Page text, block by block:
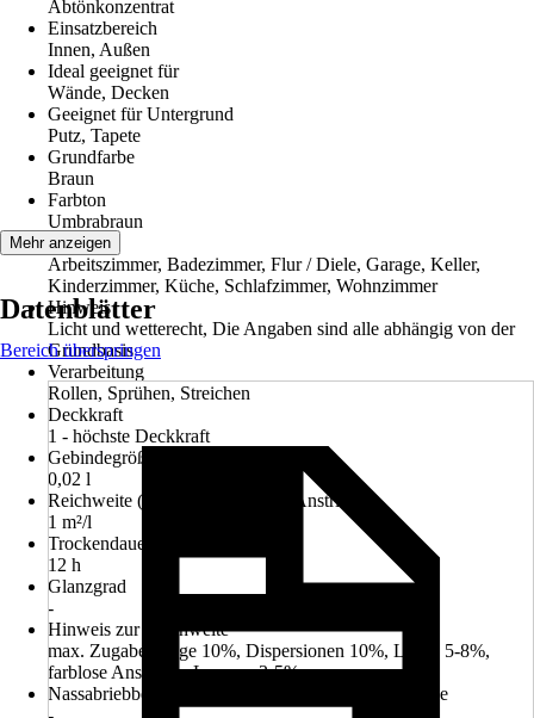
Abtönkonzentrat
Einsatzbereich
Innen, Außen
Ideal geeignet für
Wände, Decken
Geeignet für Untergrund
Putz, Tapete
Grundfarbe
Braun
Farbton
Umbrabraun
Räume
Arbeitszimmer, Badezimmer, Flur / Diele, Garage, Keller,
Kinderzimmer, Küche, Schlafzimmer, Wohnzimmer
Hinweis
Licht und wetterecht, Die Angaben sind alle abhängig von der
Grundbasis
Verarbeitung
Rollen, Sprühen, Streichen
Deckkraft
1 - höchste Deckkraft
Gebindegröße
0,02 l
Reichweite (ca.) bei einmaligem Anstrich
1 m²/l
Trockendauer ca.
12 h
Glanzgrad
-
Hinweis zur Reichweite
max. Zugabemenge 10%, Dispersionen 10%, Lacke 5-8%,
farblose Anstriche, Lasuren 3-5%
Nassabriebbeständigkeit nach DIN EN 13300 Klasse
Mehr anzeigen
Datenblätter
Bereich überspringen